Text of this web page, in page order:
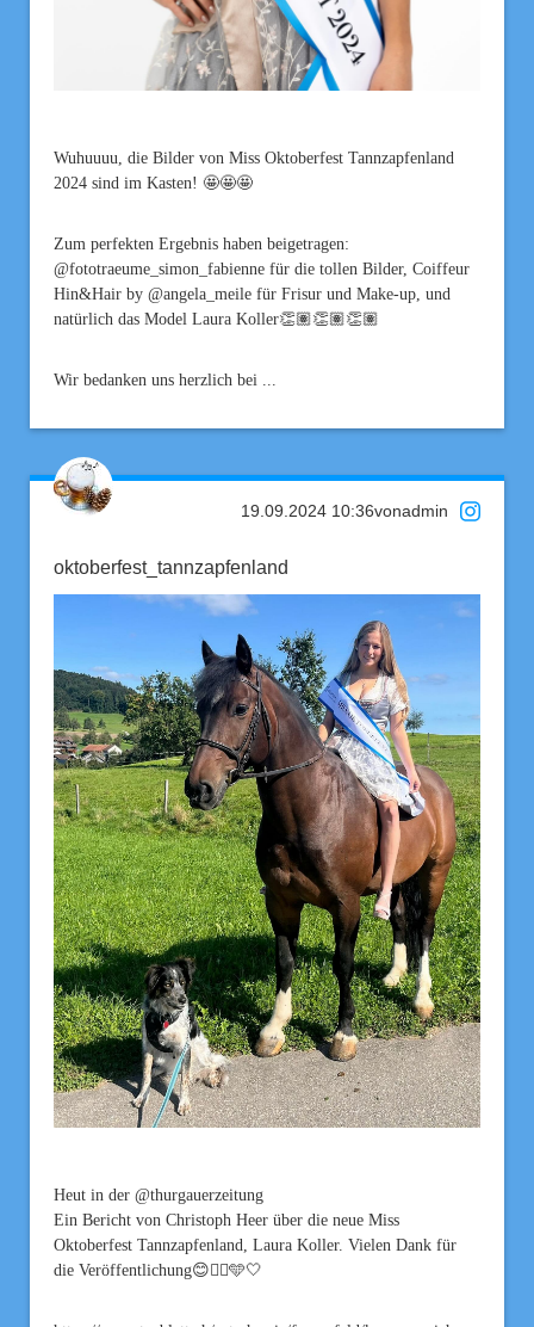
Wuhuuuu, die Bilder von Miss Oktoberfest Tannzapfenland
2024 sind im Kasten! 🤩🤩🤩
Zum perfekten Ergebnis haben beigetragen:
@fototraeume_simon_fabienne für die tollen Bilder, Coiffeur
Hin&Hair by @angela_meile für Frisur und Make-up, und
natürlich das Model Laura Koller👏🏽👏🏽👏🏽
Wir bedanken uns herzlich bei ...
19.09.2024 10:36vonadmin
oktoberfest_tannzapfenland
Heut in der @thurgauerzeitung
Ein Bericht von Christoph Heer über die neue Miss
Oktoberfest Tannzapfenland, Laura Koller. Vielen Dank für
die Veröffentlichung😊👌🏽🩵🤍